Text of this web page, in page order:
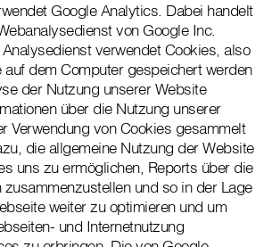
Google Analytics. Dabei handelt
von Google Inc.
verwendet Cookies, also
auf dem Computer gespeichert werden
der Nutzung unserer Website
über die Nutzung unserer
Verwendung von Cookies gesammelt
die allgemeine Nutzung der Website
uns zu ermöglichen, Reports über die
und so in der Lage
weiter zu optimieren und um
und Internetnutzung